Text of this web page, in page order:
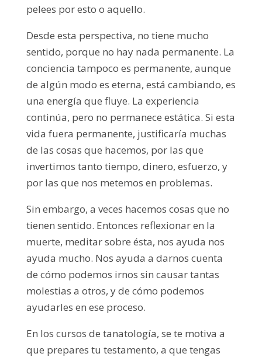
pelees por esto o aquello.
Desde esta perspectiva, no tiene mucho
sentido, porque no hay nada permanente. La
conciencia tampoco es permanente, aunque
de algún modo es eterna, está cambiando, es
una energía que fluye. La experiencia
continúa, pero no permanece estática. Si esta
vida fuera permanente, justificaría muchas
de las cosas que hacemos, por las que
invertimos tanto tiempo, dinero, esfuerzo, y
por las que nos metemos en problemas.
Sin embargo, a veces hacemos cosas que no
tienen sentido. Entonces reflexionar en la
muerte, meditar sobre ésta, nos ayuda nos
ayuda mucho. Nos ayuda a darnos cuenta
de cómo podemos irnos sin causar tantas
molestias a otros, y de cómo podemos
ayudarles en ese proceso.
En los cursos de tanatología, se te motiva a
que prepares tu testamento, a que tengas